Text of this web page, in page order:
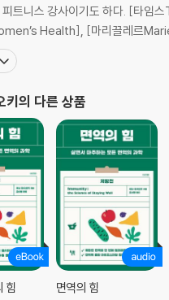
피트니스 강사이기도 하다. [타임
Health], [마리끌레르
Magazine], [메트로Metro] 등
의 엄마이자 가정식에 깊은 애정
이탈리아
의 다른 상품
힘 면역의 힘